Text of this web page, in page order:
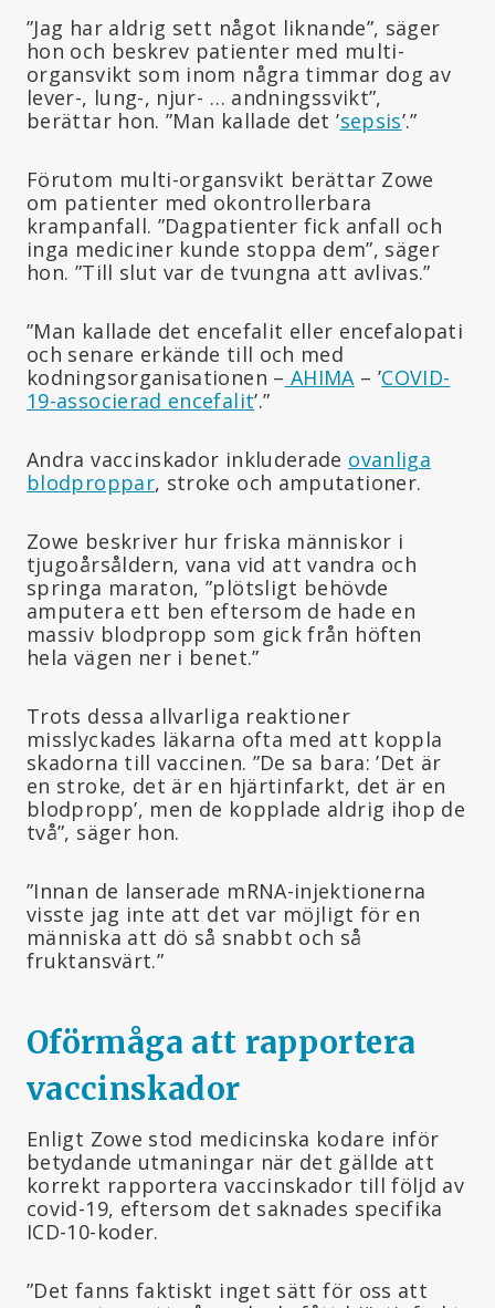
”Jag har aldrig sett något liknande”, säger
hon och beskrev patienter med multi-
organsvikt som inom några timmar dog av
lever-, lung-, njur- … andningssvikt”,
berättar hon. ”Man kallade det ’sepsis’.”
Förutom multi-organsvikt berättar Zowe
om patienter med okontrollerbara
krampanfall. ”Dagpatienter fick anfall och
inga mediciner kunde stoppa dem”, säger
hon. ”Till slut var de tvungna att avlivas.”
”Man kallade det encefalit eller encefalopati
och senare erkände till och med
kodningsorganisationen – AHIMA – ’COVID-
19-associerad encefalit’.”
Andra vaccinskador inkluderade ovanliga
blodproppar, stroke och amputationer.
Zowe beskriver hur friska människor i
tjugoårsåldern, vana vid att vandra och
springa maraton, ”plötsligt behövde
amputera ett ben eftersom de hade en
massiv blodpropp som gick från höften
hela vägen ner i benet.”
Trots dessa allvarliga reaktioner
misslyckades läkarna ofta med att koppla
skadorna till vaccinen. ”De sa bara: ’Det är
en stroke, det är en hjärtinfarkt, det är en
blodpropp’, men de kopplade aldrig ihop de
två”, säger hon.
”Innan de lanserade mRNA-injektionerna
visste jag inte att det var möjligt för en
människa att dö så snabbt och så
fruktansvärt.”
Oförmåga att rapportera
vaccinskador
Enligt Zowe stod medicinska kodare inför
betydande utmaningar när det gällde att
korrekt rapportera vaccinskador till följd av
covid-19, eftersom det saknades specifika
ICD-10-koder.
”Det fanns faktiskt inget sätt för oss att